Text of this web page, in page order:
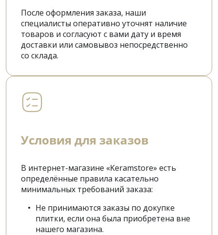
После оформления заказа, наши
специалисты оперативно уточнят наличие
товаров и согласуют с вами дату и время
доставки или самовывоз непосредственно
со склада.
Условия для заказов
В интернет-магазине «Keramstore» есть
определённые правила касательно
минимальных требований заказа:
Не принимаются заказы по докупке
плитки, если она была приобретена вне
нашего магазина.